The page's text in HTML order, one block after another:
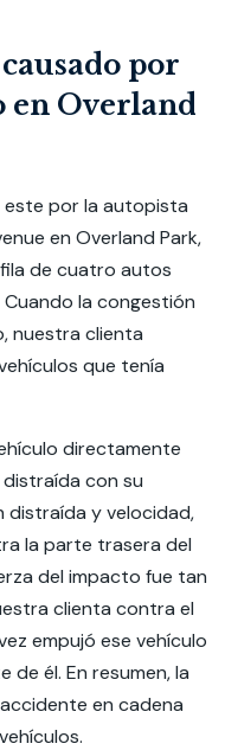
por
en Overland
este por la autopista
en Overland Park,
de cuatro autos
la congestión
nuestra clienta
que tenía
directamente
con su
distraída y velocidad,
la parte trasera del
del impacto fue tan
clienta contra el
empujó ese vehículo
él. En resumen, la
en cadena